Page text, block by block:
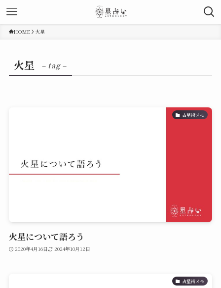
HOME 火星
火星 – tag –
占星術メモ
火星について語ろう
2020年4月16日 2024年10月12日
占星術メモ